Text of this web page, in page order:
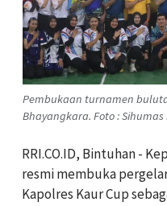
Pembukaan turnamen
Bhayangkara. Foto : Sihumas
RRI.CO.ID, Bintuhan -
resmi membuka
Kapolres Kaur Cup